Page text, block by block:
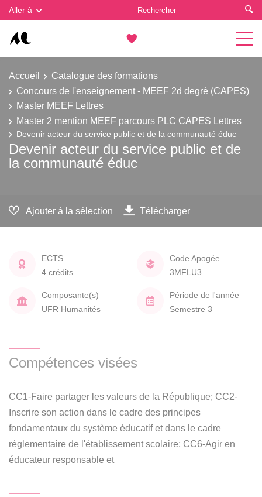
Aller à
Accueil
Catalogue des formations
Concours de l'enseignement - MEEF 2d degré (CAPES)
Master MEEF Lettres
Master 2 mention MEEF parcours PLC CAPES Lettres
Devenir acteur du service public et de la communauté éduc
Devenir acteur du service public et de
la communauté éduc
Ajouter à la sélection Télécharger
ECTS
4 crédits
Code Apogée
3MFLU3
Composante(s)
UFR Humanités
Période de l'année
Semestre 3
Compétences visées
CC1-Faire partager les valeurs de la République; CC2-
Inscrire son action dans le cadre des principes
fondamentaux du système éducatif et dans le cadre
réglementaire de l'établissement scolaire; CC6-Agir en
éducateur responsable et
Gestion des cookies